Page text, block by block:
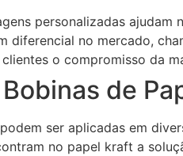
personalizadas ajudam
diferencial no mercado,
o compromisso da
de
ser aplicadas em
no papel kraft a